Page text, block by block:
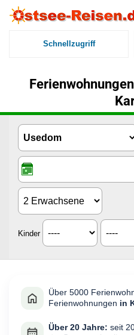
Schnellzugriff
Kinder
Über 5000
Ferienwohnungen in
Über 20 Jahre: seit